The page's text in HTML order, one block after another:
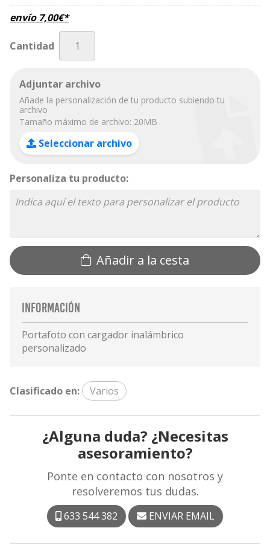
envío 7,00€*
Cantidad
Adjuntar archivo
Añade la personalización de tu producto subiendo tu
archivo
Tamaño máximo de archivo: 20MB
Seleccionar archivo
Personaliza tu producto:
Añadir a la cesta
Información
Portafoto con cargador inalámbrico
personalizado
Clasificado en: Varios
¿Alguna duda? ¿Necesitas
asesoramiento?
Ponte en contacto con nosotros y
resolveremos tus dudas.
633 544 382 ENVIAR EMAIL